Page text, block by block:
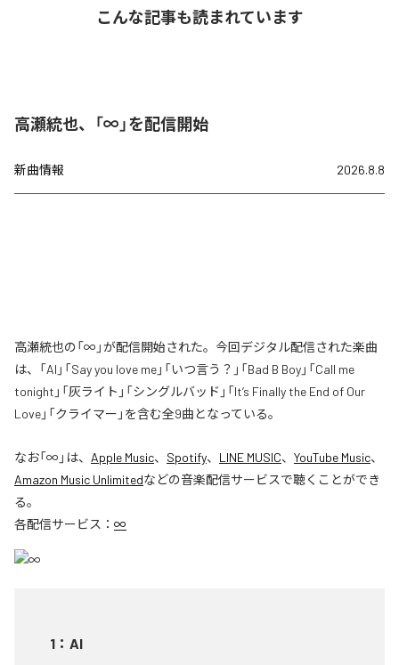
こんな記事も読まれています
高瀬統也、「∞」を配信開始
新曲情報 2026.8.8
高瀬統也の「∞」が配信開始された。今回デジタル配信された楽曲
は、「AI」「Say you love me」「いつ言う？」「Bad B Boy」「Call me
tonight」「灰ライト」「シングルバッド」「It’s Finally the End of Our
Love」「クライマー」を含む全9曲となっている。
なお「∞ 」は、 Apple Music、 Spotify、 LINE MUSIC、 YouTube Music、
Amazon Music Unlimitedなどの音楽配信サービスで聴くことができ
る。
各配信サービス： ∞
1 ： AI